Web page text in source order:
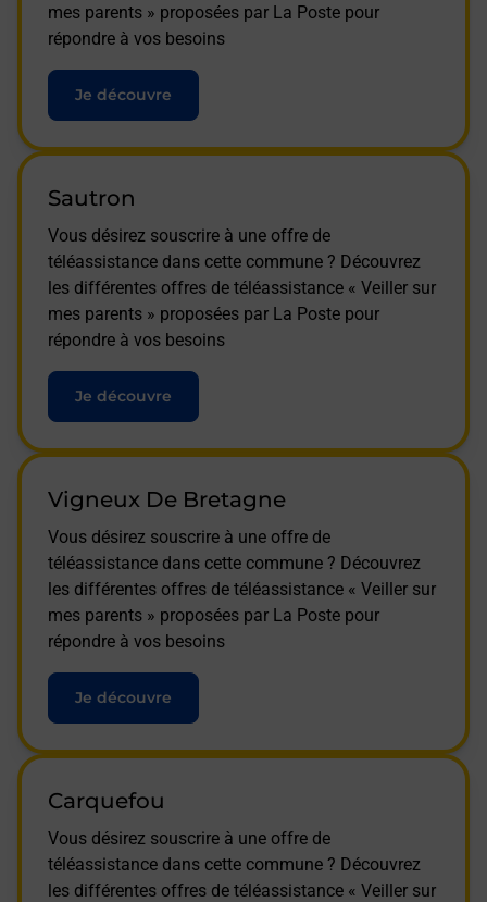
mes parents » proposées par La Poste pour
répondre à vos besoins
Je découvre
Sautron
Vous désirez souscrire à une offre de
téléassistance dans cette commune ? Découvrez
les différentes offres de téléassistance « Veiller sur
mes parents » proposées par La Poste pour
répondre à vos besoins
Je découvre
Vigneux De Bretagne
Vous désirez souscrire à une offre de
téléassistance dans cette commune ? Découvrez
les différentes offres de téléassistance « Veiller sur
mes parents » proposées par La Poste pour
répondre à vos besoins
Je découvre
Carquefou
Vous désirez souscrire à une offre de
téléassistance dans cette commune ? Découvrez
les différentes offres de téléassistance « Veiller sur